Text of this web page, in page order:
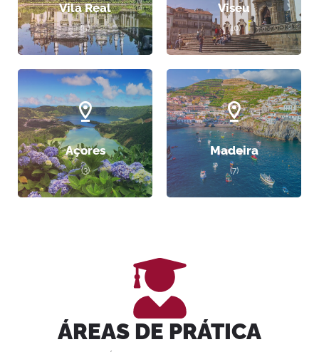
Vila Real
(5)
Viseu
(10)
Açores
(3)
Madeira
(7)
ÁREAS DE PRÁTICA